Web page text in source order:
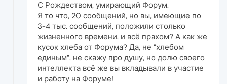
С Рождеством, умирающий Форум.
Я то что, 20 сообщений, но вы, имеющие по
3-4 тыс. сообщений, положили столько
жизненного времени, и всё прахом? А как же
кусок хлеба от Форума? Да, не "хлебом
единым", не скажу про душу, но долю своего
интеллекта всё же вы вкладывали в участие
и работу на Форуме!